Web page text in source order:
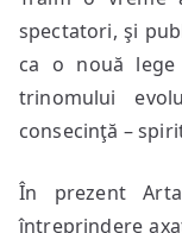
spectatori, şi
ca o nouă
trinomului
consecinţă –
În prezent
întreprindere